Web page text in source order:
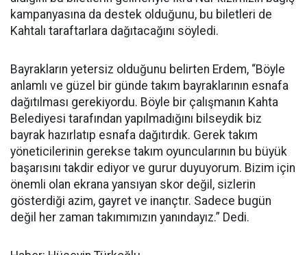
kampanyasına da destek olduğunu, bu biletleri de
Kahtalı taraftarlara dağıtacağını söyledi.
Bayrakların yetersiz olduğunu belirten Erdem, “Böyle
anlamlı ve güzel bir günde takım bayraklarının esnafa
dağıtılması gerekiyordu. Böyle bir çalışmanın Kahta
Belediyesi tarafından yapılmadığını bilseydik biz
bayrak hazırlatıp esnafa dağıtırdık. Gerek takım
yöneticilerinin gerekse takım oyuncularının bu büyük
başarısını takdir ediyor ve gurur duyuyorum. Bizim için
önemli olan ekrana yansıyan skor değil, sizlerin
gösterdiği azim, gayret ve inançtır. Sadece bugün
değil her zaman takımımızın yanındayız.” Dedi.